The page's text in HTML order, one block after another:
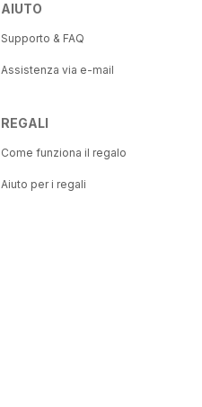
AIUTO
Supporto & FAQ
Assistenza via e-mail
REGALI
Come funziona il regalo
Aiuto per i regali